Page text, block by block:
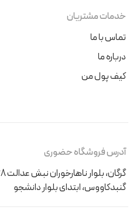
خدمات مشتریان
تماس با ما
درباره ما
کیف پول من
آدرس فروشگاه حضوری
گرگان، بلوار ناهارخوران نبش عدالت 68
گنبدکاووس، ابتدای بلوار دانشجو